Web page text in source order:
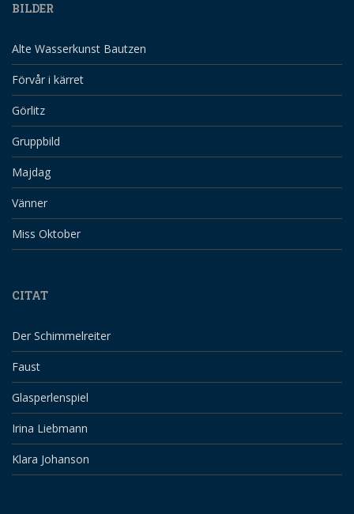
BILDER
Alte Wasserkunst Bautzen
Förvår i kärret
Görlitz
Gruppbild
Majdag
Vänner
Miss Oktober
CITAT
Der Schimmelreiter
Faust
Glasperlenspiel
Irina Liebmann
Klara Johanson